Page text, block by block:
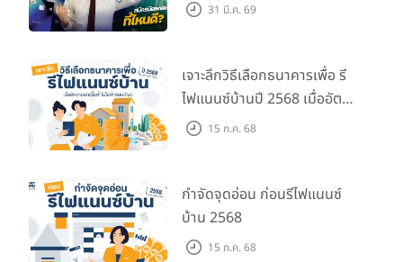
31 มี.ค. 69
เจาะลึกวิธีเลือกธนาคารเพื่อ รี
ไฟแนนซ์บ้านปี 2568 เมื่ออัตรา
ดอกเบี้ยต่ำไม่ใช่คำตอบเดียว
15 ก.ค. 68
กำจัดจุดอ่อน ก่อนรีไฟแนนซ์
บ้าน 2568
15 ก.ค. 68